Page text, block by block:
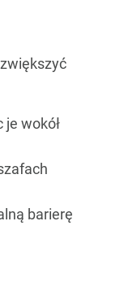
wokół
barierę